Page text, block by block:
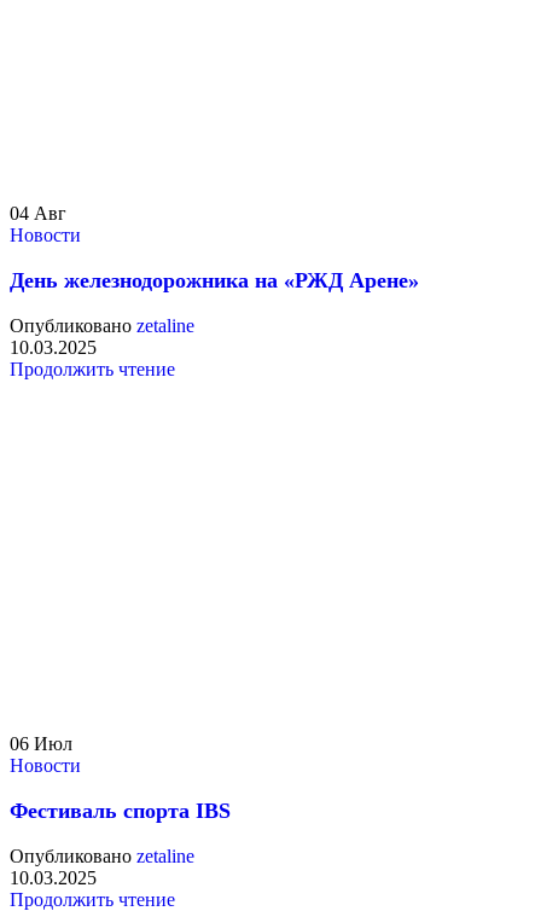
04 Авг
Новости
День железнодорожника на «РЖД Арене»
Опубликовано zetaline
10.03.2025
Продолжить чтение
06 Июл
Новости
Фестиваль спорта IBS
Опубликовано zetaline
10.03.2025
Продолжить чтение